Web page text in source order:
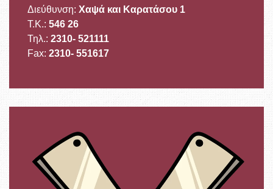
Διεύθυνση:Χαψά και Καρατάσου 1
Τ.Κ.:546 26
Τηλ.:2310- 521111
Fax:2310- 551617